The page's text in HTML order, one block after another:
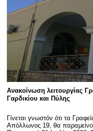
Ανακοίνωση λειτουργίας
Γαρδικίου και Πύλης
Γίνεται γνωστόν ότι τα
Απόλλωνος 19, θα